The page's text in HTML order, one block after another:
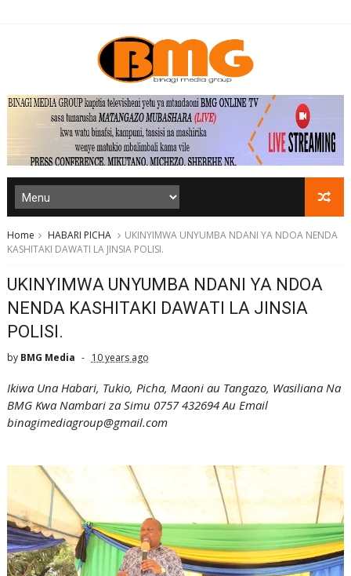
Home HABARI PICHA
UKINYIMWA UNYUMBA NDANI YA NDOA NENDA
KASHITAKI DAWATI LA JINSIA POLISI.
UKINYIMWA UNYUMBA NDANI YA NDOA
NENDA KASHITAKI DAWATI LA JINSIA
POLISI.
by BMG Media 10 years ago
Ikiwa Una Habari, Tukio, Picha, Maoni au Tangazo, Wasiliana Na
BMG Kwa Nambari za Simu 0757 432694 Au Email
binagimediagroup@gmail.com